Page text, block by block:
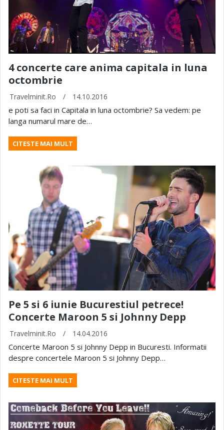
4 concerte care anima capitala in luna
octombrie
Travelminit.ro / 14.10.2016
e poti sa faci in Capitala in luna octombrie? Sa vedem: pe
langa numarul mare de…
CITESTE MAI MULT
Pe 5 si 6 iunie Bucurestiul petrece!
Concerte Maroon 5 si Johnny Depp
Travelminit.ro / 14.04.2016
Concerte Maroon 5 si Johnny Depp in Bucuresti. Informatii
despre concertele Maroon 5 si Johnny Depp…
CITESTE MAI MULT